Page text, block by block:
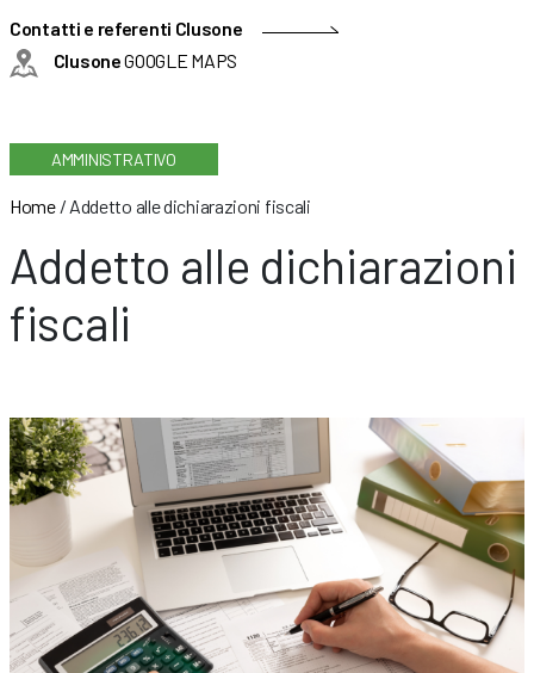
Contatti e referenti Clusone
ClusoneGOOGLE MAPS
AMMINISTRATIVO
Home/ Addetto alle dichiarazioni fiscali
Addetto alle dichiarazioni
fiscali